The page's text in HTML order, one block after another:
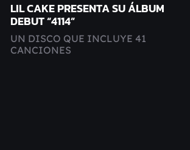
LIL CAKE PRESENTA SU ÁLBUM
DEBUT “4114”
UN DISCO QUE INCLUYE 41
CANCIONES